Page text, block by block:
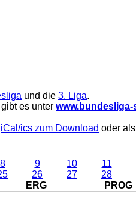
und die 3. Liga.
es unter
iCal/ics zum Download oder
8 9 10 11
26 27 28
ERG
PROG